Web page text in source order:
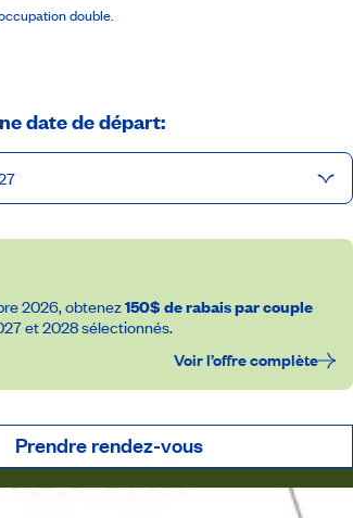
double.
date de départ:
2026, obtenez150$ de rabais par couple
et 2028 sélectionnés.
Voir l’offre complète
Prendre rendez-vous